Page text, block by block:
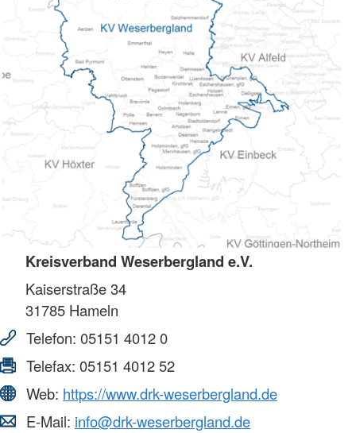
Kreisverband Weserbergland e.V.
Kaiserstraße 34
31785 Hameln
Telefon: 05151 4012 0
Telefax: 05151 4012 52
Web: https://www.drk-weserbergland.de
E-Mail: info@drk-weserbergland.de